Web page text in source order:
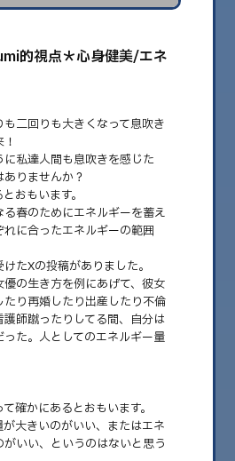
環境
globe
的視点＊心身健美/エネルギ
一回りも二回りも大きくなって息吹きを感じ
的視点＊心身健美/エネ
二回りも大きくなって息吹き
私達人間も息吹きを感じた
りませんか？
おもいます。
春のためにエネルギーを蓄え
に合ったエネルギーの範囲
たXの投稿がありました。
の生き方を例にあげて、彼女
り再婚したり出産したり不倫
護師蹴ったりしてる間、自分は
た。人としてのエネルギー量
確かにあるとおもいます。
大きいのがいい、またはエネ
いい、というのはないと思う